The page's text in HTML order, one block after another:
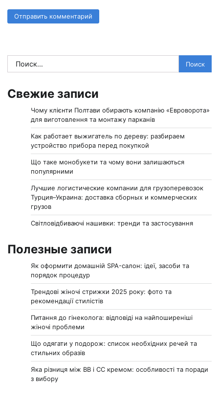
Найти:
Свежие записи
Чому клієнти Полтави обирають компанію «Евроворота»
для виготовлення та монтажу парканів
Как работает выжигатель по дереву: разбираем
устройство прибора перед покупкой
Що таке монобукети та чому вони залишаються
популярними
Лучшие логистические компании для грузоперевозок
Турция–Украина: доставка сборных и коммерческих
грузов
Світловідбиваючі нашивки: тренди та застосування
Полезные записи
Як оформити домашній SPA-салон: ідеї, засоби та
порядок процедур
Трендові жіночі стрижки 2025 року: фото та
рекомендації стилістів
Питання до гінеколога: відповіді на найпоширеніші
жіночі проблеми
Що одягати у подорож: список необхідних речей та
стильних образів
Яка різниця між BB і CC кремом: особливості та поради
з вибору